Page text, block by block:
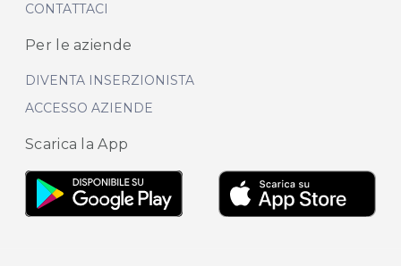
CONTATTACI
Per le aziende
DIVENTA INSERZIONISTA
ACCESSO AZIENDE
Scarica la App